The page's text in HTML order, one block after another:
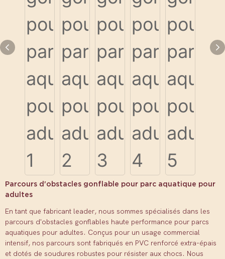
Parcours d'obstacles gonflable pour parc aquatique pour
adultes
En tant que fabricant leader, nous sommes spécialisés dans les
parcours d'obstacles gonflables haute performance pour parcs
aquatiques pour adultes. Conçus pour un usage commercial
intensif, nos parcours sont fabriqués en PVC renforcé extra-épais
et dotés de soudures robustes pour résister aux chocs. Nous